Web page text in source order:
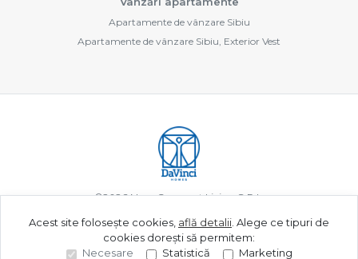
Apartamente de vânzare Sibiu
Apartamente de vânzare Sibiu, Exterior Vest
©2026New Concept Living S.R.L.
Site creat în
Acest site folosește cookies, află detalii Alege ce tipuri de
cookies dorești să permitem:
Necesare
Statistică Marketing